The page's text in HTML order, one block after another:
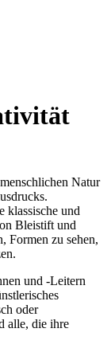
Natur
klassische und
Bleistift und
Formen zu sehen,
und -Leitern
oder
alle, die ihre